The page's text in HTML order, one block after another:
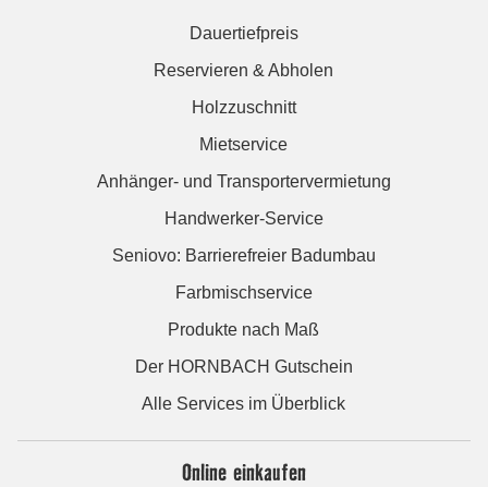
Dauertiefpreis
Reservieren & Abholen
Holzzuschnitt
Mietservice
Anhänger- und Transportervermietung
Handwerker-Service
Seniovo: Barrierefreier Badumbau
Farbmischservice
Produkte nach Maß
Der HORNBACH Gutschein
Alle Services im Überblick
Online einkaufen